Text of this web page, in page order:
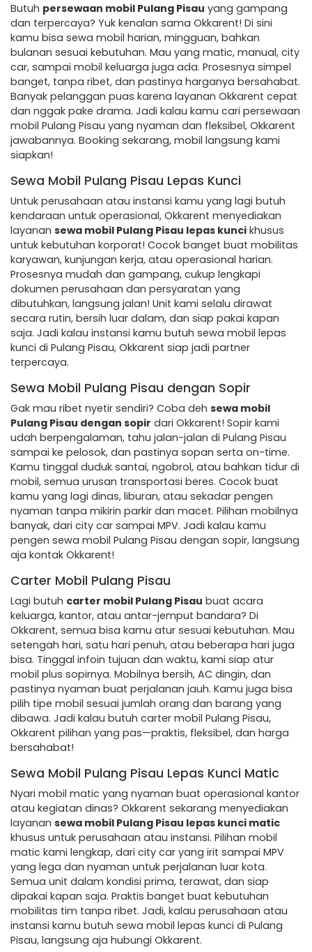
Butuh persewaan mobil Pulang Pisau yang gampang
dan terpercaya? Yuk kenalan sama Okkarent! Di sini
kamu bisa sewa mobil harian, mingguan, bahkan
bulanan sesuai kebutuhan. Mau yang matic, manual, city
car, sampai mobil keluarga juga ada. Prosesnya simpel
banget, tanpa ribet, dan pastinya harganya bersahabat.
Banyak pelanggan puas karena layanan Okkarent cepat
dan nggak pake drama. Jadi kalau kamu cari persewaan
mobil Pulang Pisau yang nyaman dan fleksibel, Okkarent
jawabannya. Booking sekarang, mobil langsung kami
siapkan!
Sewa Mobil Pulang Pisau Lepas Kunci
Untuk perusahaan atau instansi kamu yang lagi butuh
kendaraan untuk operasional, Okkarent menyediakan
layanan sewa mobil Pulang Pisau lepas kunci khusus
untuk kebutuhan korporat! Cocok banget buat mobilitas
karyawan, kunjungan kerja, atau operasional harian.
Prosesnya mudah dan gampang, cukup lengkapi
dokumen perusahaan dan persyaratan yang
dibutuhkan, langsung jalan! Unit kami selalu dirawat
secara rutin, bersih luar dalam, dan siap pakai kapan
saja. Jadi kalau instansi kamu butuh sewa mobil lepas
kunci di Pulang Pisau, Okkarent siap jadi partner
terpercaya.
Sewa Mobil Pulang Pisau dengan Sopir
Gak mau ribet nyetir sendiri? Coba deh sewa mobil
Pulang Pisau dengan sopir dari Okkarent! Sopir kami
udah berpengalaman, tahu jalan-jalan di Pulang Pisau
sampai ke pelosok, dan pastinya sopan serta on-time.
Kamu tinggal duduk santai, ngobrol, atau bahkan tidur di
mobil, semua urusan transportasi beres. Cocok buat
kamu yang lagi dinas, liburan, atau sekadar pengen
nyaman tanpa mikirin parkir dan macet. Pilihan mobilnya
banyak, dari city car sampai MPV. Jadi kalau kamu
pengen sewa mobil Pulang Pisau dengan sopir, langsung
aja kontak Okkarent!
Carter Mobil Pulang Pisau
Lagi butuh carter mobil Pulang Pisau buat acara
keluarga, kantor, atau antar-jemput bandara? Di
Okkarent, semua bisa kamu atur sesuai kebutuhan. Mau
setengah hari, satu hari penuh, atau beberapa hari juga
bisa. Tinggal infoin tujuan dan waktu, kami siap atur
mobil plus sopirnya. Mobilnya bersih, AC dingin, dan
pastinya nyaman buat perjalanan jauh. Kamu juga bisa
pilih tipe mobil sesuai jumlah orang dan barang yang
dibawa. Jadi kalau butuh carter mobil Pulang Pisau,
Okkarent pilihan yang pas—praktis, fleksibel, dan harga
bersahabat!
Sewa Mobil Pulang Pisau Lepas Kunci Matic
Nyari mobil matic yang nyaman buat operasional kantor
atau kegiatan dinas? Okkarent sekarang menyediakan
layanan sewa mobil Pulang Pisau lepas kunci matic
khusus untuk perusahaan atau instansi. Pilihan mobil
matic kami lengkap, dari city car yang irit sampai MPV
yang lega dan nyaman untuk perjalanan luar kota.
Semua unit dalam kondisi prima, terawat, dan siap
dipakai kapan saja. Praktis banget buat kebutuhan
mobilitas tim tanpa ribet. Jadi, kalau perusahaan atau
instansi kamu butuh sewa mobil lepas kunci di Pulang
Pisau, langsung aja hubungi Okkarent.